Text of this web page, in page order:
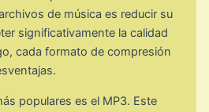
de música es reducir su
significativamente la calidad
cada formato de compresión
populares es el MP3. Este